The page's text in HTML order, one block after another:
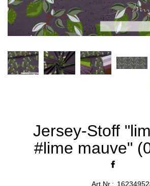
Jersey-Stoff
#lime mauve"
Art.Nr.: